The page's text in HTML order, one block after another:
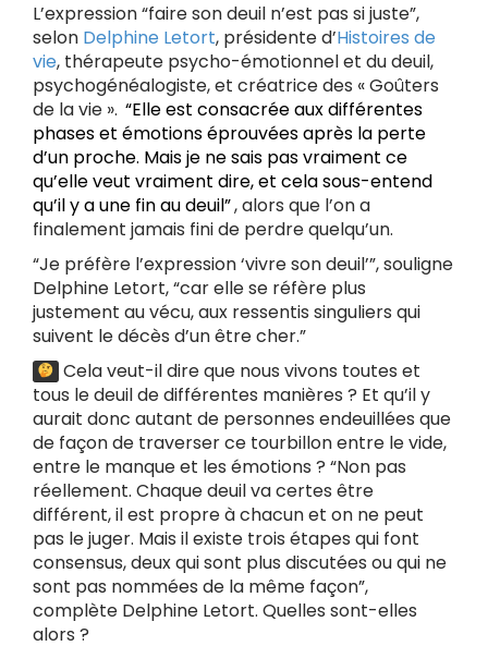
L’expression “faire son deuil n’est pas si juste”,
selon Delphine Letort, présidente d’Histoires de
vie, thérapeute psycho-émotionnel et du deuil,
psychogénéalogiste, et créatrice des « Goûters
de la vie ». “Elle est consacrée aux différentes
phases et émotions éprouvées après la perte
d’un proche. Mais je ne sais pas vraiment ce
qu’elle veut vraiment dire, et cela sous-entend
qu’il y a une fin au deuil”, alors que l’on a
finalement jamais fini de perdre quelqu’un.
“Je préfère l’expression ‘vivre son deuil’”, souligne
Delphine Letort, “car elle se réfère plus
justement au vécu, aux ressentis singuliers qui
suivent le décès d’un être cher.”
Cela veut-il dire que nous vivons toutes et
tous le deuil de différentes manières ? Et qu’il y
aurait donc autant de personnes endeuillées que
de façon de traverser ce tourbillon entre le vide,
entre le manque et les émotions ? “Non pas
réellement. Chaque deuil va certes être
différent, il est propre à chacun et on ne peut
pas le juger. Mais il existe trois étapes qui font
consensus, deux qui sont plus discutées ou qui ne
sont pas nommées de la même façon”,
complète Delphine Letort. Quelles sont-elles
alors ?